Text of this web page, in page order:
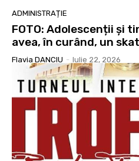
ADMINISTRAȚIE
FOTO: Adolescenții și
avea, în curând, un
Flavia DANCIU - Iulie 22, 2026